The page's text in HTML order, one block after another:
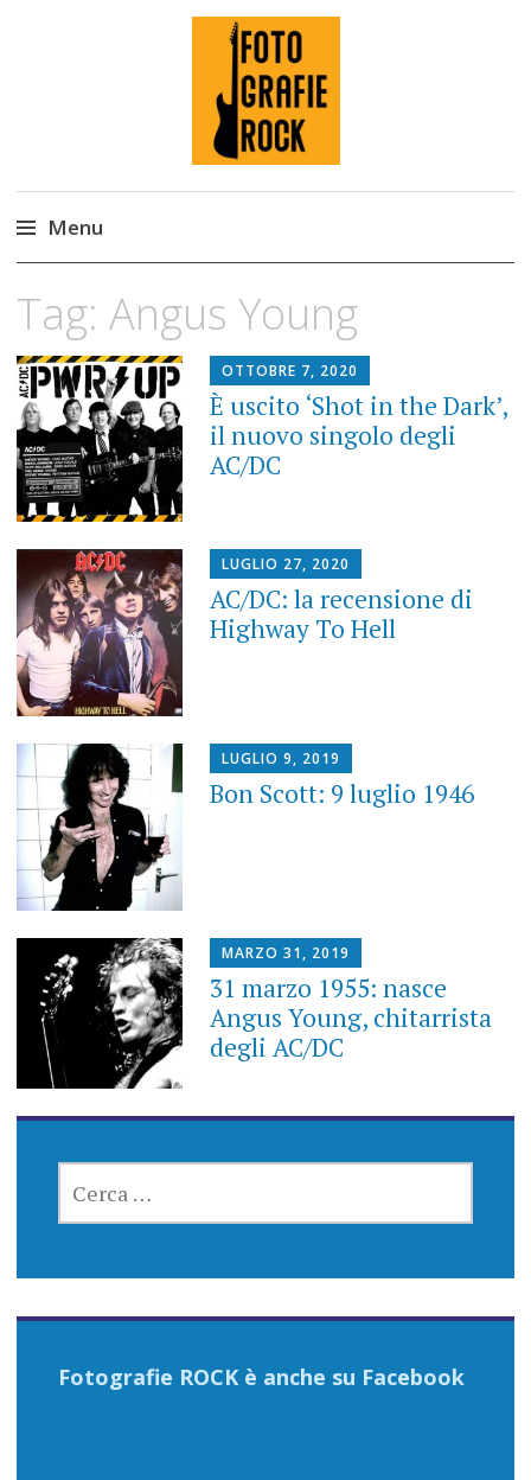
Fotografie ROCK
Menu
content
Tag: Angus Young
OTTOBRE 7, 2020
È uscito ‘Shot in the Dark’,
il nuovo singolo degli
AC/DC
LUGLIO 27, 2020
AC/DC: la recensione di
Highway To Hell
LUGLIO 9, 2019
Bon Scott: 9 luglio 1946
MARZO 31, 2019
31 marzo 1955: nasce
Angus Young, chitarrista
degli AC/DC
PER:
Fotografie ROCK è anche su Facebook